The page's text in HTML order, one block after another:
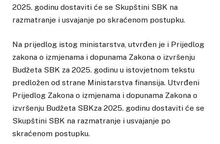
2025. godinu dostaviti će se Skupštini SBK na
razmatranje i usvajanje po skraćenom postupku.
Na prijedlog istog ministarstva, utvrđen je i Prijedlog
zakona o izmjenama i dopunama Zakona o izvršenju
Budžeta SBK za 2025. godinu u istovjetnom tekstu
predložen od strane Ministarstva finansija. Utvrđeni
Prijedlog Zakona o izmjenama i dopunama Zakona o
izvršenju Budžeta SBKza 2025. godinu dostaviti će se
Skupštini SBK na razmatranje i usvajanje po
skraćenom postupku.